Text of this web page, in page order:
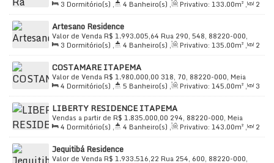
🏢 Estrutura e Comodidades do
Condomínio / Entorno
🏋️Academia / Academias de ginástica
♿Acesso a deficientes
💧Água
🔔Alarme
Aquecimento central
Meia Praia, Itapema, Santa Catarina, Brasil
3 Dormitório(s) , 4 Banheiro(s) , Privativo: 133.00m² ,
2
Sala(s) , 3Suíte(s) , Total:133.00m² , 2Vaga(s) ,
Útil:
133.00m²
Artesano Residence
R$ 1.993.005,64
Valor de Venda
Rua 290, 548, 88220-000,
Meia Praia, Itapema, Santa Catarina, Brasil
3 Dormitório(s) , 4 Banheiro(s) , Privativo: 135.00m² ,
2
Sala(s) , 3Suíte(s) , Total:135.00m² , 2Vaga(s) ,
650m
Distância do Mar , Útil:135
COSTAMARE ITAPEMA
R$ 1.980.000,00
Valor de Venda
318, 70, 88220-000, Meia
Praia, Itapema, Santa Catarina, Brasil
4 Dormitório(s) , 5 Banheiro(s) , Privativo: 145.00m² ,
3
Sala(s) , 4Suíte(s) , Total:173.00m² , 3Vaga(s) ,
Útil:
145.00m²
LIBERTY RESIDENCE ITAPEMA
R$ 1.835.000,00
Vendas a partir de
294, 88220-000, Meia
Praia, Itapema, Santa Catarina, Brasil
4 Dormitório(s) , 4 Banheiro(s) , Privativo: 143.00m² ,
2
Sala(s) , 2Suíte(s) , Total:199.00m² , 2Vaga(s) ,
Útil:
143.00m²
Jequitibá Residence
R$ 1.933.516,22
Valor de Venda
Rua 254, 600, 88220-000,